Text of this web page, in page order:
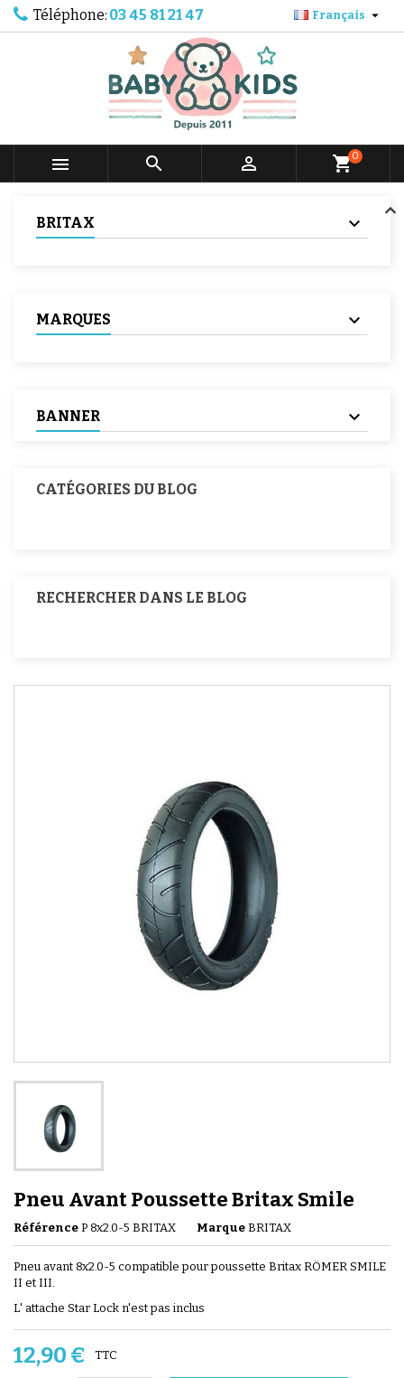
Téléphone: 03 45 81 21 47 Français 
   shopping_cart0
BRITAX
MARQUES
BANNER
CATÉGORIES DU BLOG
RECHERCHER DANS LE BLOG
Pneu Avant Poussette Britax Smile
Référence P 8x2.0-5 BRITAX Marque BRITAX
Pneu avant 8x2.0-5 compatible pour poussette Britax RÖMER SMILE
II et III.
L' attache Star Lock n'est pas inclus
12,90 € TTC